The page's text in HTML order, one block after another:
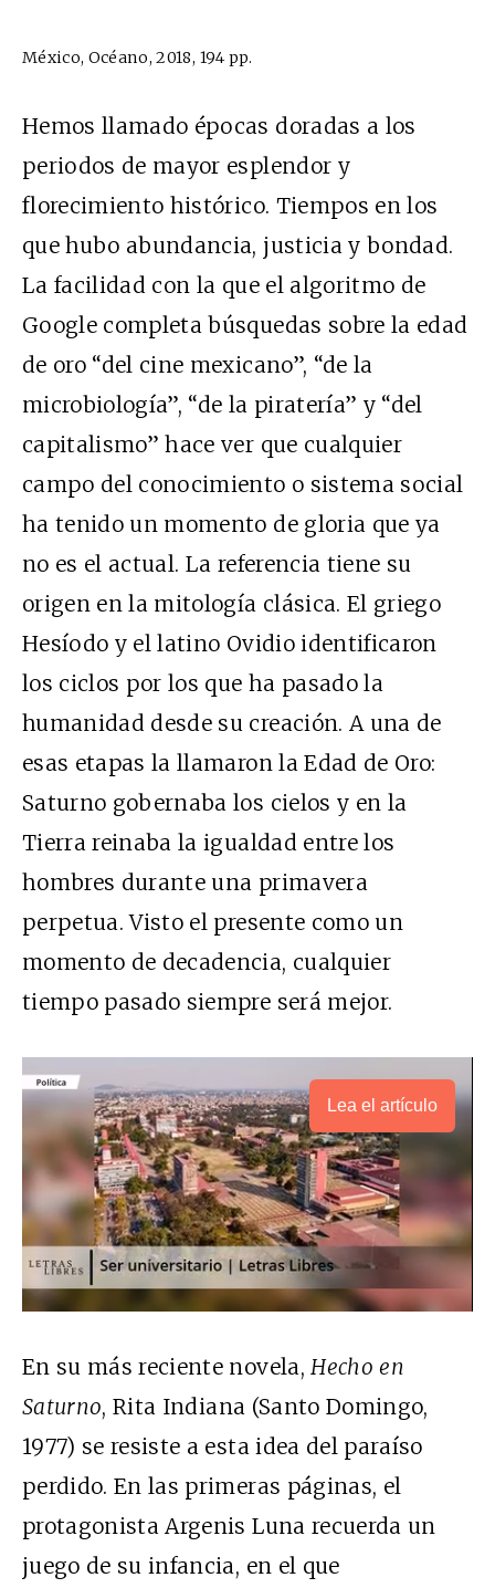
México, Océano, 2018, 194 pp.
Hemos llamado épocas doradas a los
periodos de mayor esplendor y
florecimiento histórico. Tiempos en los
que hubo abundancia, justicia y bondad.
La facilidad con la que el algoritmo de
Google completa búsquedas sobre la edad
de oro “del cine mexicano”, “de la
microbiología”, “de la piratería” y “del
capitalismo” hace ver que cualquier
campo del conocimiento o sistema social
ha tenido un momento de gloria que ya
no es el actual. La referencia tiene su
origen en la mitología clásica. El griego
Hesíodo y el latino Ovidio identificaron
los ciclos por los que ha pasado la
humanidad desde su creación. A una de
esas etapas la llamaron la Edad de Oro:
Saturno gobernaba los cielos y en la
Tierra reinaba la igualdad entre los
hombres durante una primavera
perpetua. Visto el presente como un
momento de decadencia, cualquier
tiempo pasado siempre será mejor.
Lea el artículo
En su más reciente novela,Hecho en
Saturno, Rita Indiana (Santo Domingo,
1977) se resiste a esta idea del paraíso
perdido. En las primeras páginas, el
protagonista Argenis Luna recuerda un
juego de su infancia, en el que